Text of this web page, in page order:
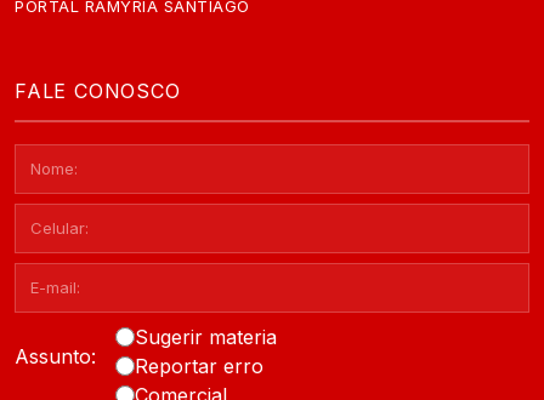
PORTAL RAMYRIA SANTIAGO
FALE CONOSCO
Assunto:
Sugerir materia
Reportar erro